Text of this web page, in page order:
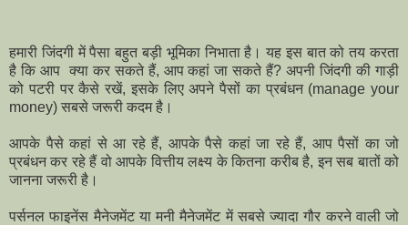
हमारी जिंदगी में पैसा बहुत बड़ी भूमिका निभाता है। यह इस बात को तय करता
है कि आप क्या कर सकते हैं, आप कहां जा सकते हैं? अपनी जिंदगी की गाड़ी
को पटरी पर कैसे रखें, इसके लिए अपने पैसों का प्रबंधन (manage your
money) सबसे जरूरी कदम है।
आपके पैसे कहां से आ रहे हैं, आपके पैसे कहां जा रहे हैं, आप पैसों का जो
प्रबंधन कर रहे हैं वो आपके वित्तीय लक्ष्य के कितना करीब है, इन सब बातों को
जानना जरूरी है।
पर्सनल फाइनेंस मैनेजमेंट या मनी मैनेजमेंट में सबसे ज्यादा गौर करने वाली जो